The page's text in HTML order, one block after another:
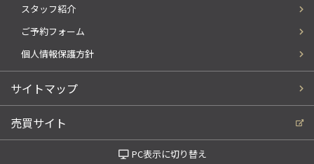
スタッフ紹介
ご予約フォーム
個人情報保護方針
サイトマップ
売買サイト
PC表示に切り替え